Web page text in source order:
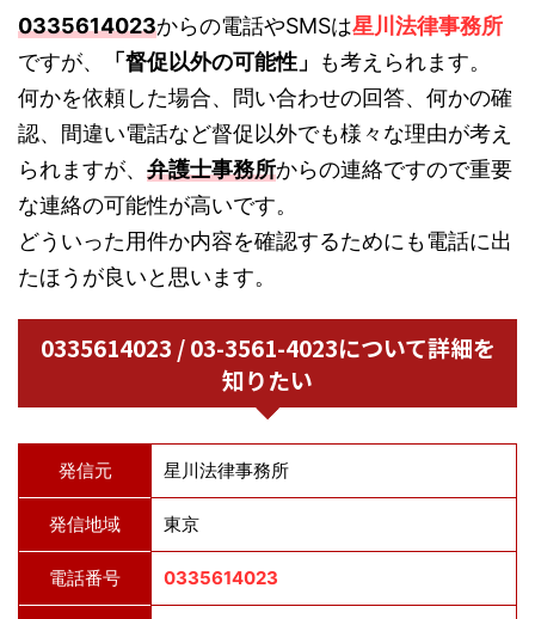
0335614023からの電話やSMSは星川法律事務所
ですが、
「督促以外の可能性」
も考えられます。
何かを依頼した場合、問い合わせの回答、何かの確
認、間違い電話など督促以外でも様々な理由が考え
られますが、 弁護士事務所からの連絡ですので重要
な連絡の可能性が高いです。
どういった用件か内容を確認するためにも電話に出
たほうが良いと思います。
0335614023 / 03-3561-4023について詳細を
知りたい
発信元 星川法律事務所
発信地域 東京
電話番号 0335614023